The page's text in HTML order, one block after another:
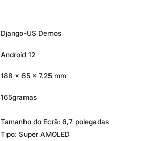
Django-US Demos
Android 12
188 x 65 x 7.25 mm
165gramas
Tamanho do Ecrã: 6,7 polegadas
Tipo: Super AMOLED